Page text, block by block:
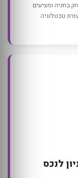
בחניה ומציעים
טכנולוגיה
לנכס